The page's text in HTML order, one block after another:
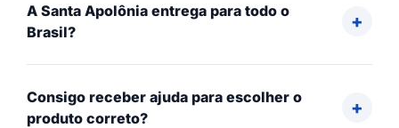
A Santa Apolônia entrega para todo o
Brasil?
Consigo receber ajuda para escolher o
produto correto?